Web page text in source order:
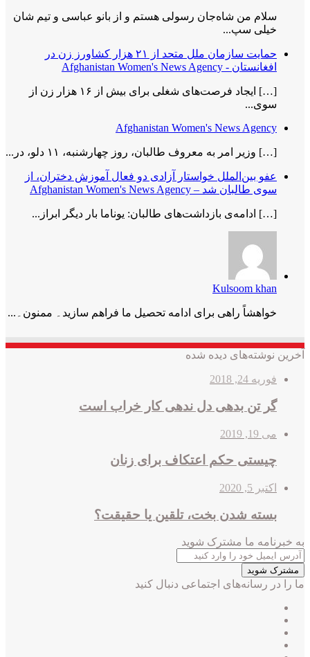
سلام من شاه‌جان رسولی هستم و از بانو عباسی و تیم شان
خیلی سپ...
حمایت سازمان ملل متحد از ۲۱ هزار کشاورز زن در
افغانستان - Afghanistan Women's News Agency
[…] ایجاد فرصت‌های شغلی برای بیش از ۱۶ هزار زن از
سوی...
Afghanistan Women's News Agency
[…] وزیر امر به معروف طالبان، روز چهارشنبه، ۱۱ دلو، در...
عفو بین‌الملل خواستار آزادی دو فعال آموزش دختران، از
سوی طالبان شد – Afghanistan Women's News Agency
[…] ادامه‌ی بازداشت‌های طالبان: یوناما بار دیگر ابراز...
Kulsoom khan
خواھشاً راھی برای ادامه تحصیل ما فراھم سازید۔ ممنون۔...
آخرین نوشته‌های دیده شده
فوریه 24, 2018
گر تن بدهی دل ندهی کار خراب است
می 19, 2019
چیستی حکم اعتکاف برای زنان
اکتبر 5, 2020
بسته شدن بخت، تلقین یا حقیقت؟
به خبرنامه‌‌ ما مشترک شوید
آدرس
ایمیل
خود
وارد
کنید
ما را در رسانه‌های اجتماعی دنبال کنید